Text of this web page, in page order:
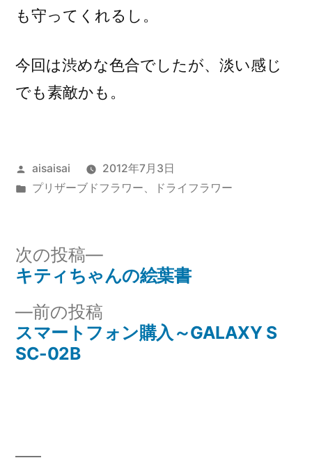
も守ってくれるし。
今回は渋めな色合でしたが、淡い感じ
でも素敵かも。
投
稿
aisaisai
2012年7月3日
カ
ー:
プリザーブドフラワー、ドライフラワー
投
稿
ナ
前の投稿
の
スマートフォン購入～GALAXY S
SC-02B
次の投稿
次
の
キティちゃんの絵葉書